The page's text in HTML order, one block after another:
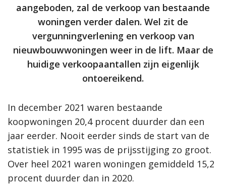
aangeboden, zal de verkoop van bestaande
woningen verder dalen. Wel zit de
vergunningverlening en verkoop van
nieuwbouwwoningen weer in de lift. Maar de
huidige verkoopaantallen zijn eigenlijk
ontoereikend.
In december 2021 waren bestaande
koopwoningen 20,4 procent duurder dan een
jaar eerder. Nooit eerder sinds de start van de
statistiek in 1995 was de prijsstijging zo groot.
Over heel 2021 waren woningen gemiddeld 15,2
procent duurder dan in 2020.